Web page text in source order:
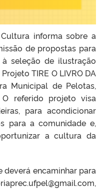
informa sobre a
de propostas para
à seleção de ilustração
TIRE O LIVRO DA
Municipal de Pelotas,
referido projeto visa
para acondicionar
para a comunidade e,
a cultura da
deverá encaminhar para